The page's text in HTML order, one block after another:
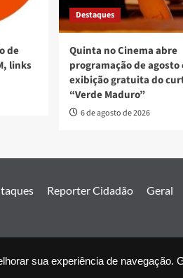
sua experiência de navegação.
de
links
Destaques
Quinta no Cinema abre
programação de agosto
exibição gratuita do
“Verde Maduro”
6 de agosto de 2026
Reporter Cidadão Geral
© 2026 Jornal